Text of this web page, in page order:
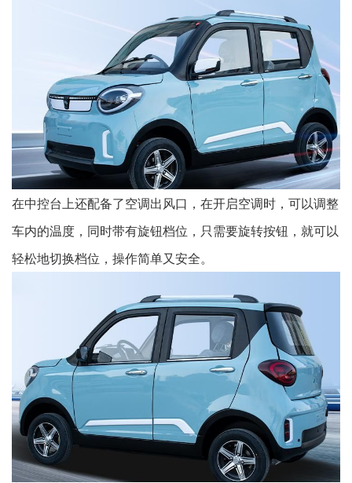
在中控台上还配备了空调出风口，在开启空调时，可以调整
车内的温度，同时带有旋钮档位，只需要旋转按钮，就可以
轻松地切换档位，操作简单又安全。